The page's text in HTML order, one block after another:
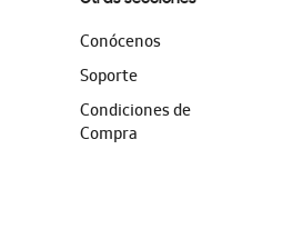
Conócenos
Soporte
Condiciones de
Compra